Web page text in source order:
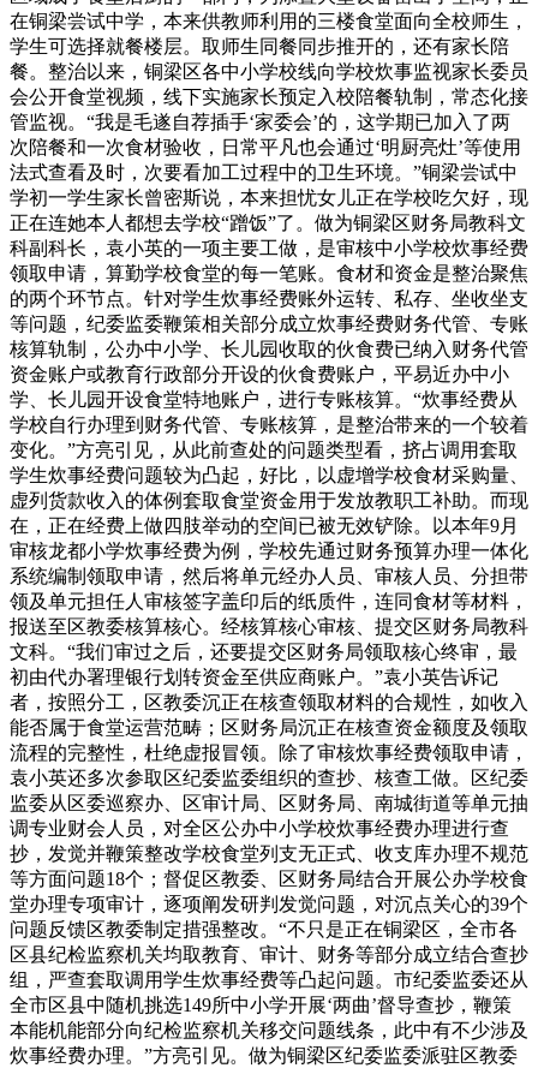
在铜梁尝试中学，本来供教师利用的三楼食堂面向全校师生，
学生可选择就餐楼层。取师生同餐同步推开的，还有家长陪
餐。整治以来，铜梁区各中小学校线向学校炊事监视家长委员
会公开食堂视频，线下实施家长预定入校陪餐轨制，常态化接
管监视。“我是毛遂自荐插手‘家委会’的，这学期已加入了两
次陪餐和一次食材验收，日常平凡也会通过‘明厨亮灶’等使用
法式查看及时，次要看加工过程中的卫生环境。”铜梁尝试中
学初一学生家长曾密斯说，本来担忧女儿正在学校吃欠好，现
正在连她本人都想去学校“蹭饭”了。做为铜梁区财务局教科文
科副科长，袁小英的一项主要工做，是审核中小学校炊事经费
领取申请，算勤学校食堂的每一笔账。食材和资金是整治聚焦
的两个环节点。针对学生炊事经费账外运转、私存、坐收坐支
等问题，纪委监委鞭策相关部分成立炊事经费财务代管、专账
核算轨制，公办中小学、长儿园收取的伙食费已纳入财务代管
资金账户或教育行政部分开设的伙食费账户，平易近办中小
学、长儿园开设食堂特地账户，进行专账核算。“炊事经费从
学校自行办理到财务代管、专账核算，是整治带来的一个较着
变化。”方亮引见，从此前查处的问题类型看，挤占调用套取
学生炊事经费问题较为凸起，好比，以虚增学校食材采购量、
虚列货款收入的体例套取食堂资金用于发放教职工补助。而现
在，正在经费上做四肢举动的空间已被无效铲除。以本年9月
审核龙都小学炊事经费为例，学校先通过财务预算办理一体化
系统编制领取申请，然后将单元经办人员、审核人员、分担带
领及单元担任人审核签字盖印后的纸质件，连同食材等材料，
报送至区教委核算核心。经核算核心审核、提交区财务局教科
文科。“我们审过之后，还要提交区财务局领取核心终审，最
初由代办署理银行划转资金至供应商账户。”袁小英告诉记
者，按照分工，区教委沉正在核查领取材料的合规性，如收入
能否属于食堂运营范畴；区财务局沉正在核查资金额度及领取
流程的完整性，杜绝虚报冒领。除了审核炊事经费领取申请，
袁小英还多次参取区纪委监委组织的查抄、核查工做。区纪委
监委从区委巡察办、区审计局、区财务局、南城街道等单元抽
调专业财会人员，对全区公办中小学校炊事经费办理进行查
抄，发觉并鞭策整改学校食堂列支无正式、收支库办理不规范
等方面问题18个；督促区教委、区财务局结合开展公办学校食
堂办理专项审计，逐项阐发研判发觉问题，对沉点关心的39个
问题反馈区教委制定措强整改。“不只是正在铜梁区，全市各
区县纪检监察机关均取教育、审计、财务等部分成立结合查抄
组，严查套取调用学生炊事经费等凸起问题。市纪委监委还从
全市区县中随机挑选149所中小学开展‘两曲’督导查抄，鞭策
本能机能部分向纪检监察机关移交问题线条，此中有不少涉及
炊事经费办理。”方亮引见。做为铜梁区纪委监委派驻区教委